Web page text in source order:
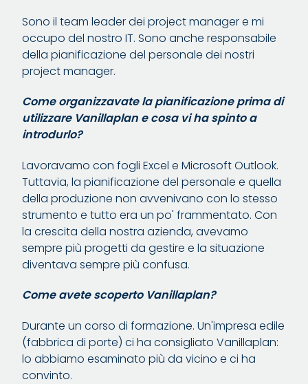
Sono il team leader dei project manager e mi
occupo del nostro IT. Sono anche responsabile
della pianificazione del personale dei nostri
project manager.
Come organizzavate la pianificazione prima di
utilizzare Vanillaplan e cosa vi ha spinto a
introdurlo?
Lavoravamo con fogli Excel e Microsoft Outlook.
Tuttavia, la pianificazione del personale e quella
della produzione non avvenivano con lo stesso
strumento e tutto era un po' frammentato. Con
la crescita della nostra azienda, avevamo
sempre più progetti da gestire e la situazione
diventava sempre più confusa.
Come avete scoperto Vanillaplan?
Durante un corso di formazione. Un'impresa edile
(fabbrica di porte) ci ha consigliato Vanillaplan:
lo abbiamo esaminato più da vicino e ci ha
convinto.